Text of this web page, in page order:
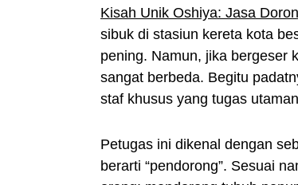
Kisah Unik Oshiya: Jasa
sibuk di stasiun kereta kota
pening. Namun, jika bergeser
sangat berbeda. Begitu
staf khusus yang tugas
Petugas ini dikenal dengan
berarti “pendorong”. Sesuai